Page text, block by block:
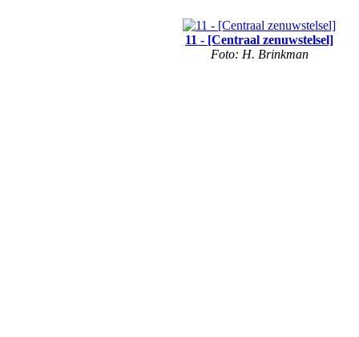
11 - [Centraal zenuwstelsel]
Foto: H. Brinkman